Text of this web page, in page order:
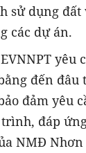
sử dụng
các dự án.
yêu
đến đâu
đảm yêu
đáp
NMĐ Nhơn